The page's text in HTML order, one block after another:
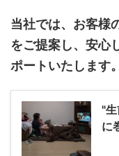
当社では、お客様
をご提案し、安心
ポートいたします。
"
に